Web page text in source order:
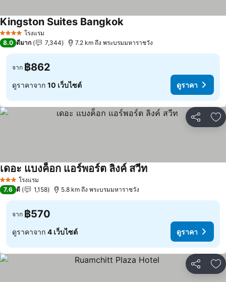
4 ดาว โรงแรม
Kingston Suites Bangkok
8.0 ดีมาก 7,344 7.2 km ถึง พระบรมมหาราชวัง
จาก ฿862
ดูราคาจาก 10 เว็บไซต์ ดูราคา
แชร์ เ
3 ดาว โรงแรม
เดอะ แบงค็อก แอร์พอร์ต ลิงค์ สวีท
7.6 ดี 1,158 5.8 km ถึง พระบรมมหาราชวัง
จาก ฿570
ดูราคาจาก 4 เว็บไซต์ ดูราคา
แชร์ เ